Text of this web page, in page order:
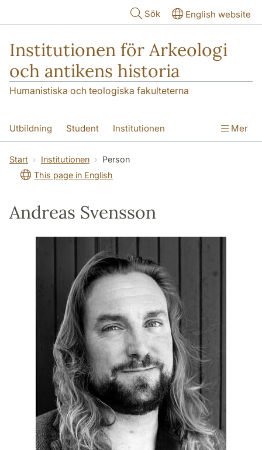
Sök English website
Institutionen för Arkeologi
och antikens historia
Humanistiska och teologiska fakulteterna
Utbildning Student Institutionen
Forskning Kontakt
Mer
Start Institutionen
Person
This page in English
Andreas Svensson